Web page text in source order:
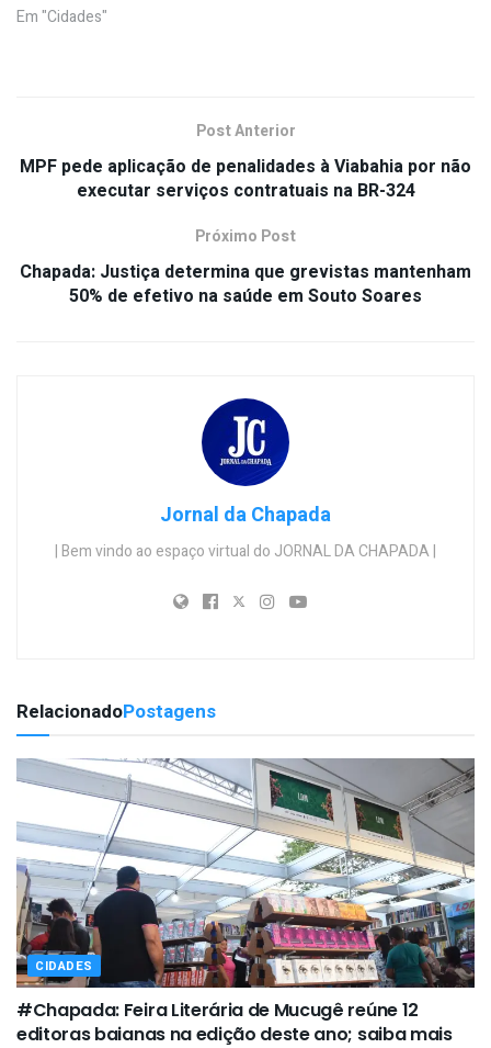
Em "Cidades"
Post Anterior
MPF pede aplicação de penalidades à Viabahia por não
executar serviços contratuais na BR-324
Próximo Post
Chapada: Justiça determina que grevistas mantenham
50% de efetivo na saúde em Souto Soares
Jornal da Chapada
| Bem vindo ao espaço virtual do JORNAL DA CHAPADA |
RelacionadoPostagens
CIDADES
#Chapada: Feira Literária de Mucugê reúne 12
editoras baianas na edição deste ano; saiba mais